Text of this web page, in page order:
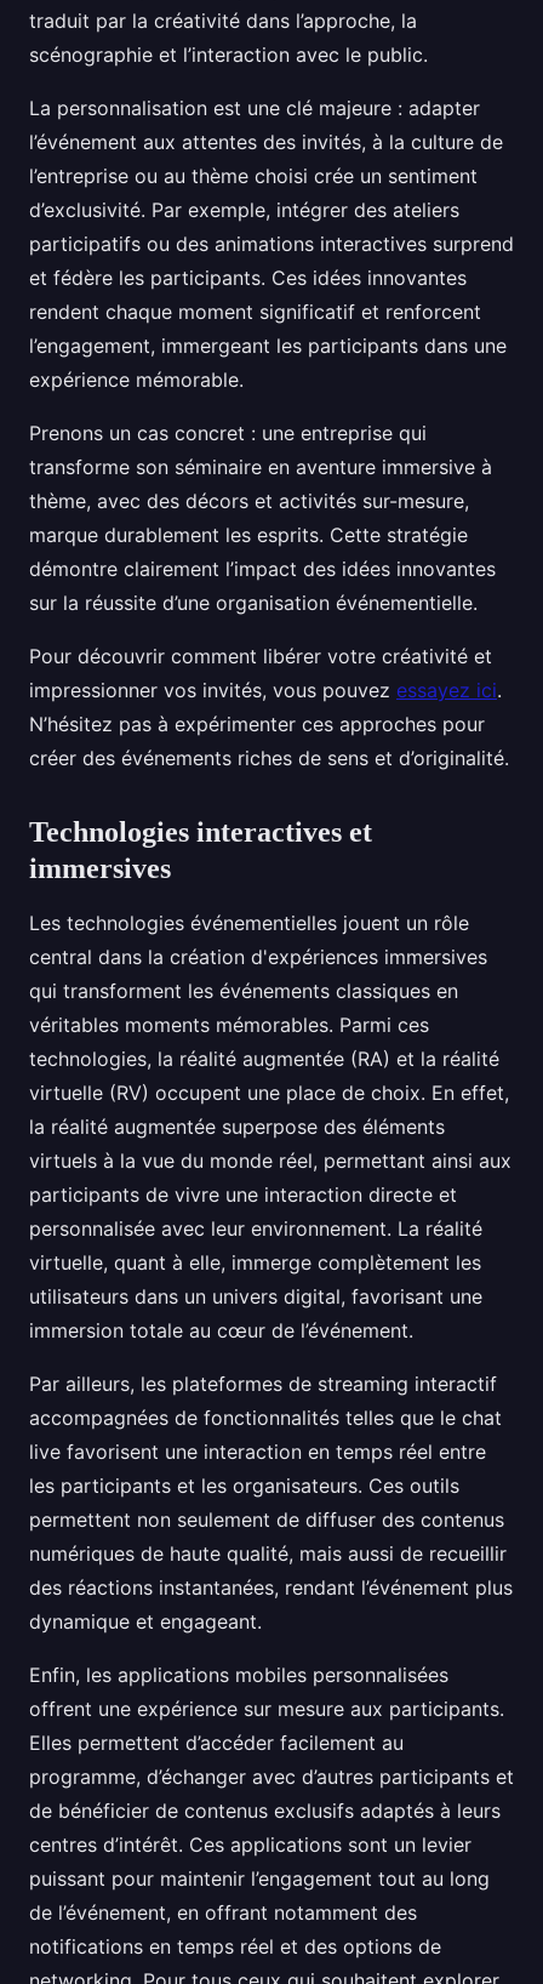
traduit par la créativité dans l’approche, la
scénographie et l’interaction avec le public.
La personnalisation est une clé majeure : adapter
l’événement aux attentes des invités, à la culture de
l’entreprise ou au thème choisi crée un sentiment
d’exclusivité. Par exemple, intégrer des ateliers
participatifs ou des animations interactives surprend
et fédère les participants. Ces idées innovantes
rendent chaque moment significatif et renforcent
l’engagement, immergeant les participants dans une
expérience mémorable.
Prenons un cas concret : une entreprise qui
transforme son séminaire en aventure immersive à
thème, avec des décors et activités sur-mesure,
marque durablement les esprits. Cette stratégie
démontre clairement l’impact des idées innovantes
sur la réussite d’une organisation événementielle.
Pour découvrir comment libérer votre créativité et
impressionner vos invités, vous pouvez essayez ici.
N’hésitez pas à expérimenter ces approches pour
créer des événements riches de sens et d’originalité.
Technologies interactives et
immersives
Les technologies événementielles jouent un rôle
central dans la création d'expériences immersives
qui transforment les événements classiques en
véritables moments mémorables. Parmi ces
technologies, la réalité augmentée (RA) et la réalité
virtuelle (RV) occupent une place de choix. En effet,
la réalité augmentée superpose des éléments
virtuels à la vue du monde réel, permettant ainsi aux
participants de vivre une interaction directe et
personnalisée avec leur environnement. La réalité
virtuelle, quant à elle, immerge complètement les
utilisateurs dans un univers digital, favorisant une
immersion totale au cœur de l’événement.
Par ailleurs, les plateformes de streaming interactif
accompagnées de fonctionnalités telles que le chat
live favorisent une interaction en temps réel entre
les participants et les organisateurs. Ces outils
permettent non seulement de diffuser des contenus
numériques de haute qualité, mais aussi de recueillir
des réactions instantanées, rendant l’événement plus
dynamique et engageant.
Enfin, les applications mobiles personnalisées
offrent une expérience sur mesure aux participants.
Elles permettent d’accéder facilement au
programme, d’échanger avec d’autres participants et
de bénéficier de contenus exclusifs adaptés à leurs
centres d’intérêt. Ces applications sont un levier
puissant pour maintenir l’engagement tout au long
de l’événement, en offrant notamment des
notifications en temps réel et des options de